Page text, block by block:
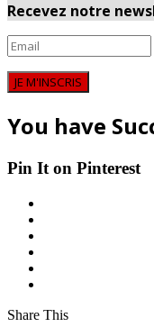
Recevez notre
JE M'INSCRIS
You have
Pin It on Pinterest
Share This